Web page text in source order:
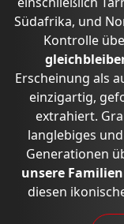
Südafrika, und
Kontrolle
Erscheinung als
einzigartig,
extrahiert.
langlebiges
Generationen
unsere
diesen